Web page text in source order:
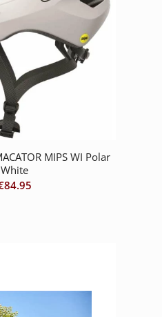
MIPS WI Polar
White
84.95